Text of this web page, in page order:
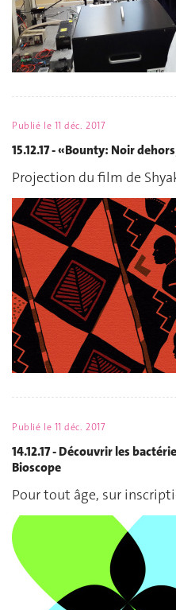
Publié le 11 déc. 2017
15.12.17 - «Bounty: Noir
Projection du film de
Publié le 11 déc. 2017
14.12.17 - Découvrir les
Bioscope
Pour tout âge, sur